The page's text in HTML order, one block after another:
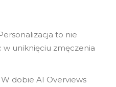
to nie
uniknięciu zmęczenia
W dobie AI Overviews